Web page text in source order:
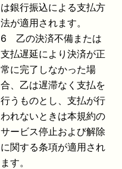
は銀行振込による支払方
法が適用されます。
6 乙の決済不備または
支払遅延により決済が正
常に完了しなかった場
合、乙は遅滞なく支払を
行うものとし、支払が行
われないときは本規約の
サービス停止および解除
に関する条項が適用され
ます。